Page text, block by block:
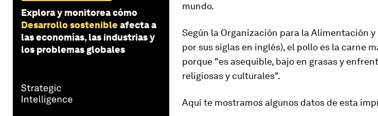
Explora y monitorea cómo
Desarrollo sostenible afecta a
las economías, las industrias y
los problemas globales
mundo.
Según la Organización para la Alimentación y
por sus siglas en inglés), el pollo es la carne
porque "es asequible, bajo en grasas y
religiosas y culturales".
Aquí te mostramos algunos datos de esta